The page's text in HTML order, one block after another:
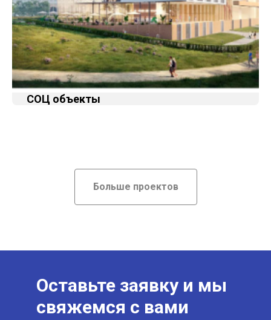
СОЦ объекты
Больше проектов
Оставьте заявку и мы
свяжемся с вами